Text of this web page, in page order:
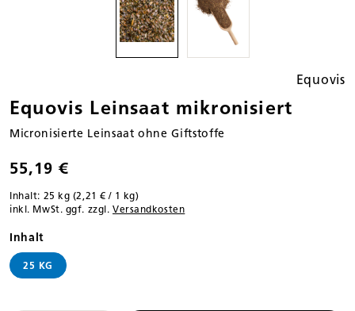
Equovis
Equovis Leinsaat mikronisiert
Micronisierte Leinsaat ohne Giftstoffe
55,19 €
Inhalt: 25 kg (2,21 € / 1 kg)
inkl. MwSt. ggf. zzgl. Versandkosten
Inhaltauswählen
25 KG